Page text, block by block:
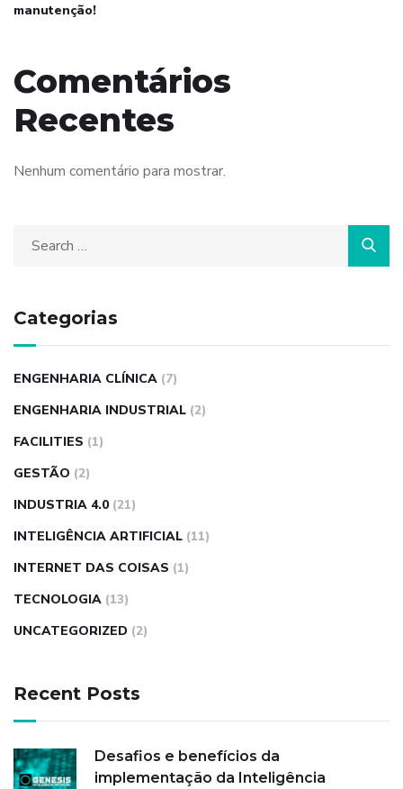
manutenção!
Comentários
Recentes
Nenhum comentário para mostrar.
Categorias
ENGENHARIA CLÍNICA (7)
ENGENHARIA INDUSTRIAL (2)
FACILITIES (1)
GESTÃO (2)
INDUSTRIA 4.0 (21)
INTELIGÊNCIA ARTIFICIAL (11)
INTERNET DAS COISAS (1)
TECNOLOGIA (13)
UNCATEGORIZED (2)
Recent Posts
Desafios e benefícios da
implementação da Inteligência